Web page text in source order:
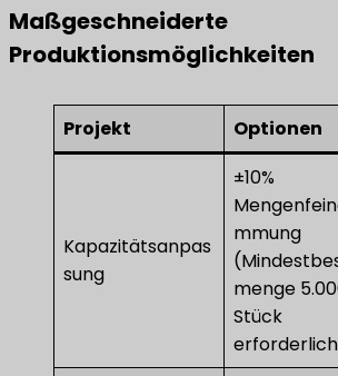
Maßgeschneiderte
Produktionsmöglichkeiten
Projekt Optionen
Kapazitätsanpas
sung
±10%
mmung
menge
Stück